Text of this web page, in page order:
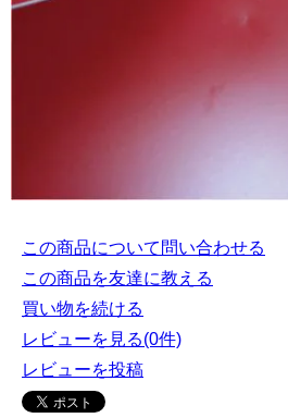
この商品について問い合わせる
この商品を友達に教える
買い物を続ける
レビューを見る(0件)
レビューを投稿